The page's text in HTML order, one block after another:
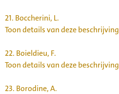
21. Boccherini, L.
Toon details van deze beschrijving
22. Boieldieu, F.
Toon details van deze beschrijving
23. Borodine, A.